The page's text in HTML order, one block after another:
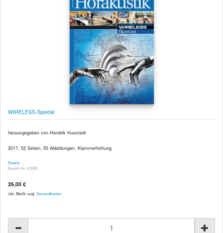
WIRELESS-Special
herausgegeben von Hendrik Husstedt
2017, 52 Seiten, 50 Abbildungen, Klammerheftung
Details …
Bestell-Nr. 41038
26,00 €
inkl. MwSt. zzgl. Versandkosten